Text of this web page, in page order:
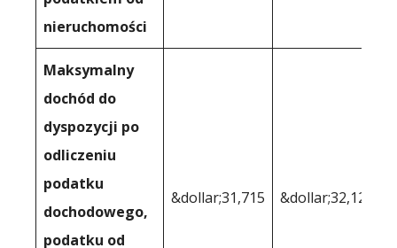
nieruchomości
Maksymalny
dochód do
dyspozycji po
odliczeniu
podatku
dochodowego,
podatku od
&dollar;31,715 &dollar;32,126